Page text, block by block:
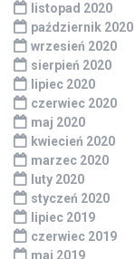
listopad 2020
październik 2020
wrzesień 2020
sierpień 2020
lipiec 2020
czerwiec 2020
maj 2020
kwiecień 2020
marzec 2020
luty 2020
styczeń 2020
lipiec 2019
czerwiec 2019
maj 2019